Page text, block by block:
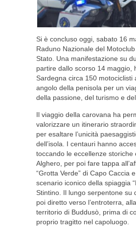
Si è concluso oggi, sabato 16
Raduno Nazionale del
Stato. Una manifestazione su
partire dallo scorso 14 maggio,
Sardegna circa 150 motociclisti
angolo della penisola per un
della passione, del turismo e
Il viaggio della carovana ha
valorizzare un itinerario
per esaltare l’unicità
dell’isola. I centauri hanno
toccando le eccellenze storiche
Alghero, per poi fare tappa
“Grotta Verde” di Capo Caccia
scenario iconico della spiaggia
Stintino. Il lungo serpentone su
poi diretto verso l’entroterra,
territorio di Buddusò, prima di
proprio tragitto nel capoluogo.